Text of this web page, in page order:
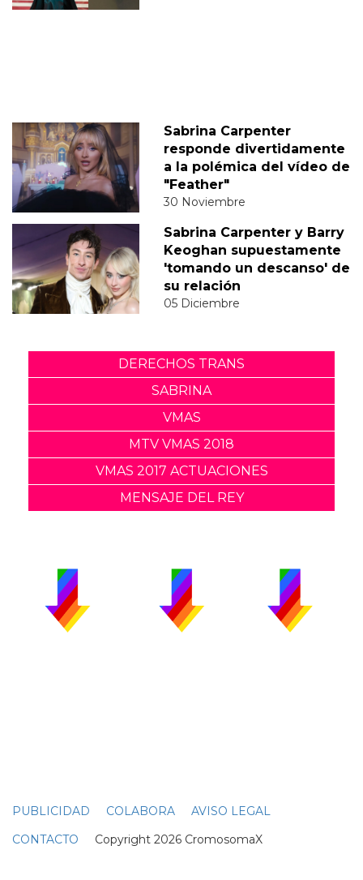
Sabrina Carpenter
responde divertidamente
a la polémica del vídeo de
"Feather"
30 Noviembre
Sabrina Carpenter y Barry
Keoghan supuestamente
'tomando un descanso' de
su relación
05 Diciembre
DERECHOS TRANS
SABRINA
VMAS
MTV VMAS 2018
VMAS 2017 ACTUACIONES
MENSAJE DEL REY
PUBLICIDAD COLABORA
AVISO LEGAL
CONTACTO Copyright 2026 CromosomaX